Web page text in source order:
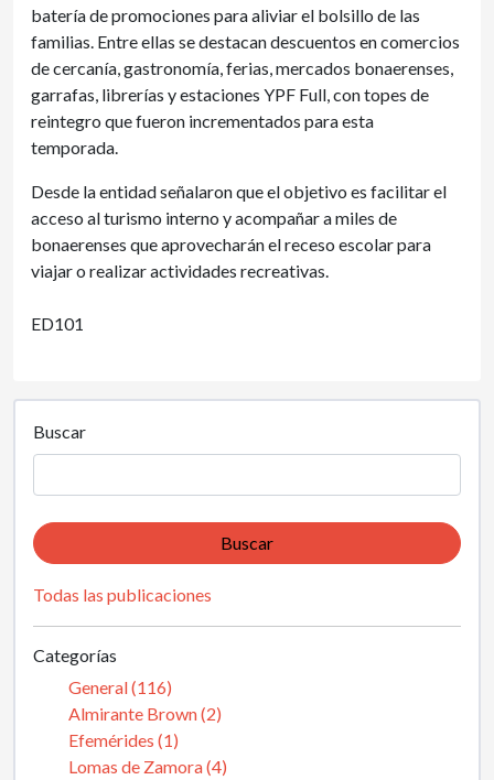
batería de promociones para aliviar el bolsillo de las
familias. Entre ellas se destacan descuentos en comercios
de cercanía, gastronomía, ferias, mercados bonaerenses,
garrafas, librerías y estaciones YPF Full, con topes de
reintegro que fueron incrementados para esta
temporada.
Desde la entidad señalaron que el objetivo es facilitar el
acceso al turismo interno y acompañar a miles de
bonaerenses que aprovecharán el receso escolar para
viajar o realizar actividades recreativas.
ED101
Buscar
Buscar
Todas las publicaciones
Categorías
General (116)
Almirante Brown (2)
Efemérides (1)
Lomas de Zamora (4)